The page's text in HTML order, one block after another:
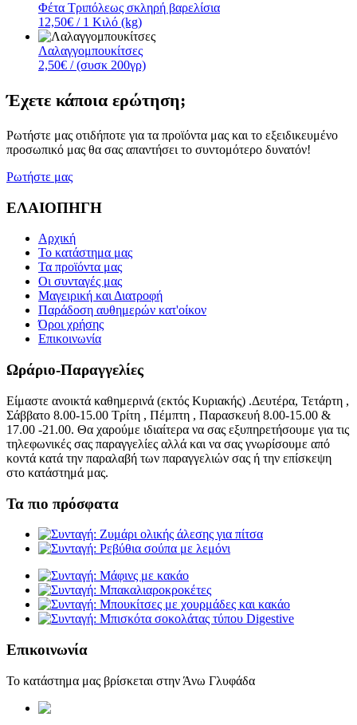
Φέτα Τριπόλεως σκληρή βαρελίσια
12,50€ / 1 Κιλό (kg)
Λαλαγγομπουκίτσες
2,50€ / (συσκ 200γρ)
Έχετε κάποια ερώτηση;
Ρωτήστε μας οτιδήποτε για τα προϊόντα μας και το εξειδικευμένο
προσωπικό μας θα σας απαντήσει το συντομότερο δυνατόν!
Ρωτήστε μας
ΕΛΑΙΟΠΗΓΗ
Αρχική
Το κατάστημα μας
Τα προϊόντα μας
Οι συνταγές μας
Μαγειρική και Διατροφή
Παράδοση αυθημερών κατ'οίκον
Όροι χρήσης
Επικοινωνία
Ωράριο-Παραγγελίες
Είμαστε ανοικτά καθημερινά (εκτός Κυριακής) .Δευτέρα, Τετάρτη ,
Σάββατο 8.00-15.00 Τρίτη , Πέμπτη , Παρασκευή 8.00-15.00 &
17.00 -21.00. Θα χαρούμε ιδιαίτερα να σας εξυπηρετήσουμε για τις
τηλεφωνικές σας παραγγελίες αλλά και να σας γνωρίσουμε από
κοντά κατά την παραλαβή των παραγγελιών σας ή την επίσκεψη
στο κατάστημά μας.
Τα πιο πρόσφατα
Επικοινωνία
Το κατάστημα μας βρίσκεται στην Άνω Γλυφάδα